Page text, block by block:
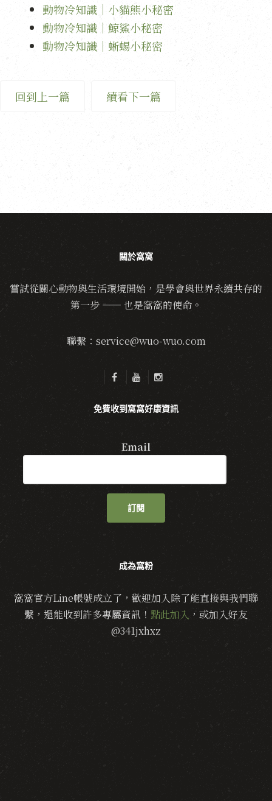
動物冷知識｜小貓熊小秘密
動物冷知識｜鯨鯊小秘密
動物冷知識｜蜥蜴小秘密
回到上一篇 續看下一篇
關於窩窩
嘗試從關心動物與生活環境開始，是學會與世界永續共存的
第一步 —— 也是窩窩的使命。
聯繫：service@wuo-wuo.com
免費收到窩窩好康資訊
Email
訂閱
成為窩粉
窩窩官方Line帳號成立了，歡迎加入除了能直接與我們聯
繫，還能收到許多專屬資訊！ 點此加入 ，或加入好友
@341jxhxz